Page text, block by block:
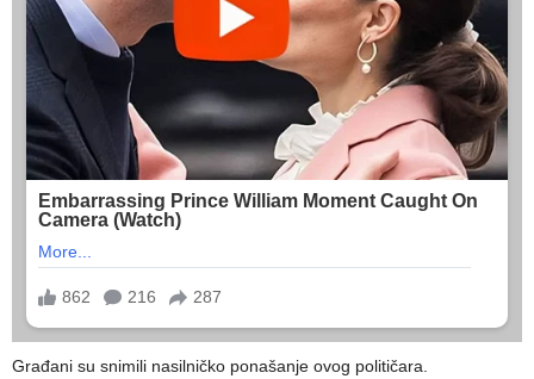
Građani su snimili nasilničko ponašanje ovog političara.